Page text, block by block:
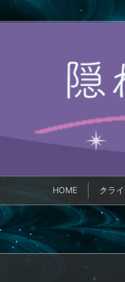
HOME クラ